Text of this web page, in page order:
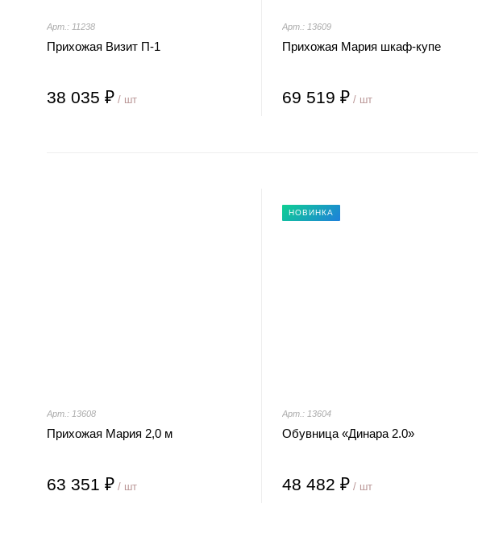
Арт.: 11238
Прихожая Визит П-1
38 035 ₽ / шт
Арт.: 13609
Прихожая Мария шкаф-купе
69 519 ₽/ шт
Арт.: 13608
Прихожая Мария 2,0 м
63 351 ₽ / шт
НОВИНКА
Арт.: 13604
Обувница «Динара 2.0»
48 482 ₽/ шт